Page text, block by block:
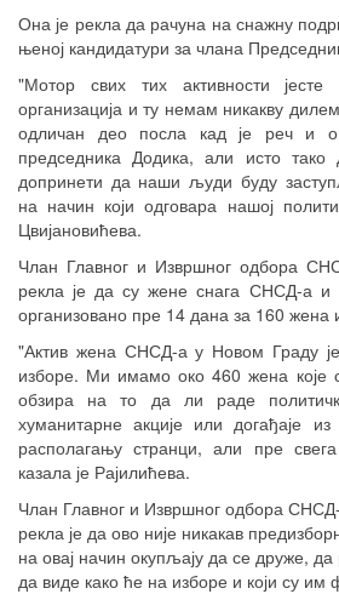
Она је рекла да рачуна на снажну
њеној кандидатури за члана
"Мотор свих тих активности
организација и ту немам никакву
одличан део посла кад је реч и о
председника Додика, али исто
допринети да наши људи буду
на начин који одговара нашој
Цвијановићева.
Члан Главног и Извршног одбора
рекла је да су жене снага СНСД-а и
организовано пре 14 дана за 160 жена
"Актив жена СНСД-а у Новом Граду
изборе. Ми имамо око 460 жена које
обзира на то да ли раде
хуманитарне акције или догађаје
располагању странци, али пре
казала је Рајилићева.
Члан Главног и Извршног одбора
рекла је да ово није никакав
на овај начин окупљају да се друже,
да виде како ће на изборе и који су им